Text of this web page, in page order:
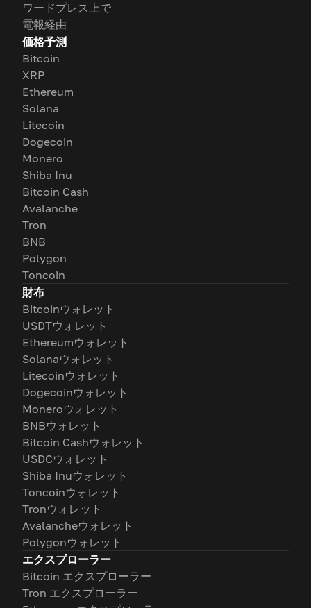
ワードプレス上で
電報経由
価格予測
Bitcoin
XRP
Ethereum
Solana
Litecoin
Dogecoin
Monero
Shiba Inu
Bitcoin Cash
Avalanche
Tron
BNB
Polygon
Toncoin
財布
Bitcoinウォレット
USDTウォレット
Ethereumウォレット
Solanaウォレット
Litecoinウォレット
Dogecoinウォレット
Moneroウォレット
BNBウォレット
Bitcoin Cashウォレット
USDCウォレット
Shiba Inuウォレット
Toncoinウォレット
Tronウォレット
Avalancheウォレット
Polygonウォレット
エクスプローラー
Bitcoin エクスプローラー
Tron エクスプローラー